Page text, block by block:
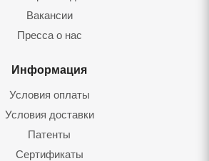
Вакансии
Пресса о нас
Информация
Условия оплаты
Условия доставки
Патенты
Сертификаты